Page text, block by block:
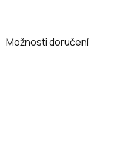
Možnosti doručení